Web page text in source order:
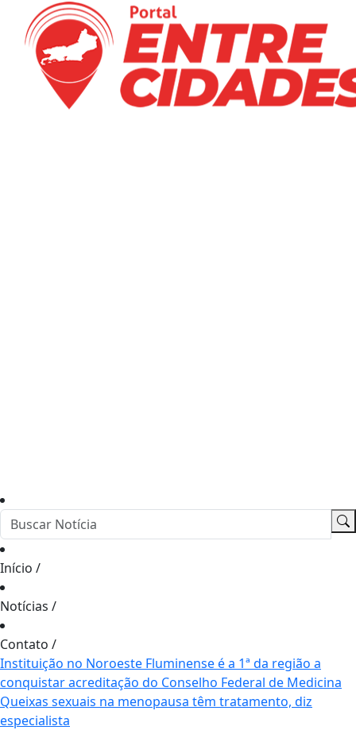
Início /
Notícias /
Contato /
Instituição no Noroeste Fluminense é a 1ª da região a
conquistar acreditação do Conselho Federal de Medicina
Queixas sexuais na menopausa têm tratamento, diz
especialista